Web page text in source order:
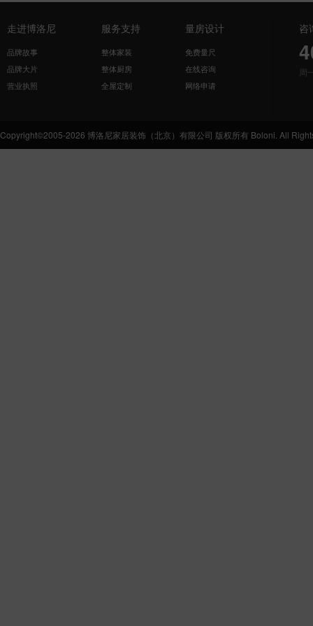
走进博洛尼
品牌故事
品牌大片
营业执照
服务支持
整体家装
整体厨房
全屋定制
量房设计
免费量尺
在线咨询
网络申请
咨
周
Copyright©2005-2026 博洛尼家居装饰（北京）有限公司 版权所有 Boloni. All